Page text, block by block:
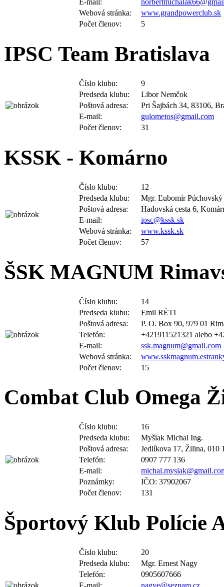
Webová stránka:
www.grandpowerclub.sk
Počet členov:
5
IPSC Team Bratislava
Predseda klubu:
Libor Nemčok
Poštová adresa:
Pri Šajbách 34, 83106,
E-mail:
gulometos@gmail.com
Počet členov:
31
KSSK - Komárno
Predseda klubu:
Mgr. Ľubomír Púchovský
Poštová adresa:
Hadovská cesta 6,
E-mail:
ipsc@kssk.sk
Webová stránka:
www.kssk.sk
Počet členov:
57
ŠSK MAGNUM
Predseda klubu:
Emil RÉTI
Poštová adresa:
P. O. Box 90, 979 01
Telefón:
+421911521321 alebo
E-mail:
ssk.magnum@gmail.com
Webová stránka:
Počet členov:
15
Combat Club Omega
Predseda klubu:
Myšiak Michal Ing.
Poštová adresa:
Jedlíkova 17, Žilina, 010
Telefón:
0907 777 136
E-mail:
Poznámky:
IČO: 37902067
Počet členov:
131
Športový Klub Polície
Predseda klubu:
Mgr. Ernest Nagy
Telefón:
0905607666
E-mail:
nagye@seznam.cz